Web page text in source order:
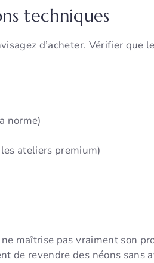
techniques
d’acheter. Vérifier que
norme)
ateliers premium)
maîtrise pas vraiment son
de revendre des néons sans